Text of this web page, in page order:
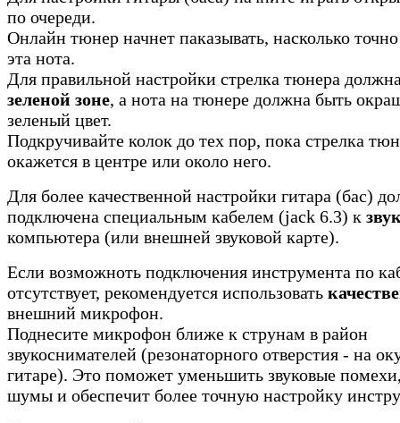
по очереди.
Онлайн тюнер начнет паказывать, насколько
эта нота.
Для правильной настройки стрелка тюнера
зеленой зоне, а нота на тюнере должна быть
зеленый цвет.
Подкручивайте колок до тех пор, пока стрелка
окажется в центре или около него.
Для более качественной настройки гитара (бас)
подключена специальным кабелем (jack 6.3) к
компьютера (или внешней звуковой карте).
Если возможноть подключения инструмента по
отсутствует, рекомендуется использовать
внешний микрофон.
Поднесите микрофон ближе к струнам в район
звукоснимателей (резонаторного отверстия - на
гитаре). Это поможет уменьшить звуковые
шумы и обеспечит более точную настройку